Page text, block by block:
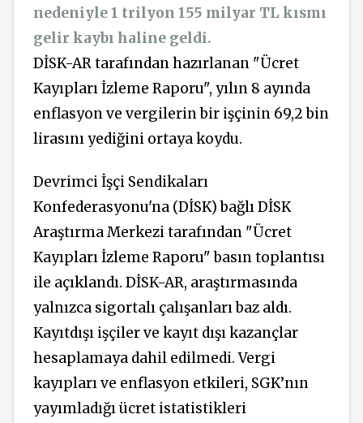
nedeniyle 1 trilyon 155 milyar TL kısmı
gelir kaybı haline geldi.
DİSK-AR tarafından hazırlanan "Ücret
Kayıpları İzleme Raporu", yılın 8 ayında
enflasyon ve vergilerin bir işçinin 69,2 bin
lirasını yediğini ortaya koydu.
Devrimci İşçi Sendikaları
Konfederasyonu'na (DİSK) bağlı DİSK
Araştırma Merkezi tarafından "Ücret
Kayıpları İzleme Raporu" basın toplantısı
ile açıklandı. DİSK-AR, araştırmasında
yalnızca sigortalı çalışanları baz aldı.
Kayıtdışı işçiler ve kayıt dışı kazançlar
hesaplamaya dahil edilmedi. Vergi
kayıpları ve enflasyon etkileri, SGK’nın
yayımladığı ücret istatistikleri